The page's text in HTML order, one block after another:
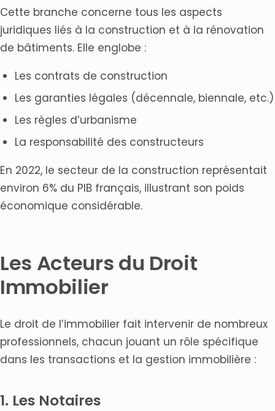
Cette branche concerne tous les aspects
juridiques liés à la construction et à la rénovation
de bâtiments. Elle englobe :
Les contrats de construction
Les garanties légales (décennale, biennale, etc.)
Les règles d’urbanisme
La responsabilité des constructeurs
En 2022, le secteur de la construction représentait
environ 6% du PIB français, illustrant son poids
économique considérable.
Les Acteurs du Droit
Immobilier
Le droit de l’immobilier fait intervenir de nombreux
professionnels, chacun jouant un rôle spécifique
dans les transactions et la gestion immobilière :
1. Les Notaires